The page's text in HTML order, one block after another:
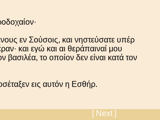
εν Σούσοις, και νηστεύσατε υπέρ
και εγώ και αι θεράπαιναί μου
βασιλέα, το οποίον δεν είναι κατά τον
εις αυτόν η Εσθήρ.
[ Next ]